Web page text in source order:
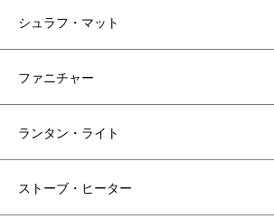
シュラフ・マット
ファニチャー
ランタン・ライト
ストーブ・ヒーター